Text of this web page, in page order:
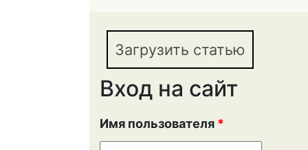
Загрузить статью
Вход на сайт
Имя пользователя *